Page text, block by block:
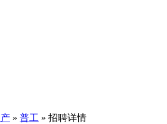
» 普工 » 招聘详情